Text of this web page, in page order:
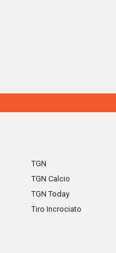
TGN
TGN Calcio
TGN Today
Tiro Incrociato